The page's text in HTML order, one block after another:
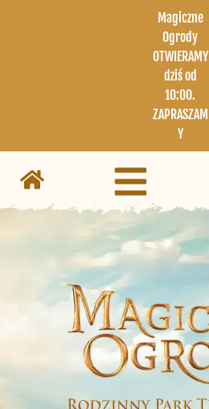
Magiczne
Ogrody
OTWIERAMY
dziś od
10:00.
ZAPRASZAM
Y